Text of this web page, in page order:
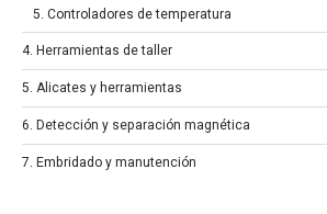
5. Controladores de temperatura
4. Herramientas de taller
5. Alicates y herramientas
6. Detección y separación magnética
7. Embridado y manutención